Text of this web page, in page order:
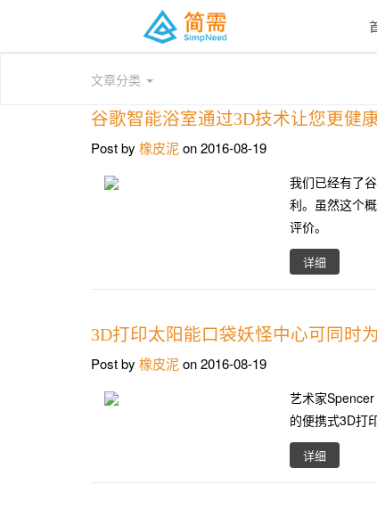
文章分类
谷歌智能浴室通过3D技术让您更健
Post by 橡皮泥 on 2016-08-19
我们已经有了
利。虽然这个
评价。
详细
3D打印太阳能口袋妖怪中心可同时
Post by 橡皮泥 on 2016-08-19
艺术家
的便携式3D打
详细